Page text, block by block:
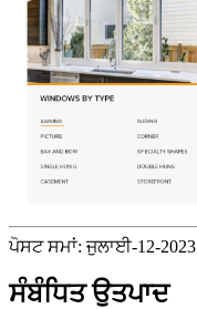
ਪੋਸਟ ਸਮਾਂ: ਜੁਲਾਈ-12-2023
ਸੰਬੰਧਿਤ ਉਤਪਾਦ